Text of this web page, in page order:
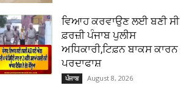
ਵਿਆਹ ਕਰਵਾਉਣ ਲਈ ਬਣੀ ਸੀ
ਫ਼ਰਜ਼ੀ ਪੰਜਾਬ ਪੁਲੀਸ
ਅਧਿਕਾਰੀ,ਟਿਫ਼ਨ ਬਾਕਸ ਕਾਰਨ
ਪਰਦਾਫਾਸ਼
ਪੰਜਾਬ August 8, 2026